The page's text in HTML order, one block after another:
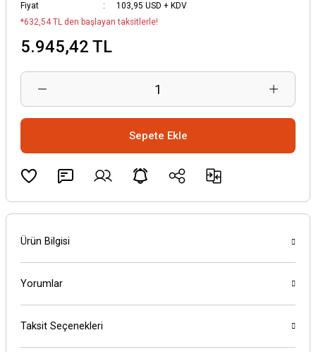
Fiyat
103,95 USD + KDV
*632,54 TL den başlayan taksitlerle!
5.945,42 TL
Sepete Ekle
Ürün Bilgisi
Yorumlar
Taksit Seçenekleri